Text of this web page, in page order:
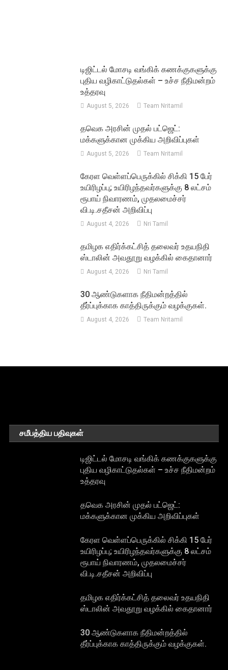
டிஜிட்டல் மோசடி வங்கிக் கணக்குகளுக்கு
புதிய வழிகாட்டுதல்கள் – உச்ச நீதிமன்றம்
உத்தரவு
August 5, 2026 Team Nritamil
தவெக அரசின் முதல் பட்ஜெட்:
மக்களுக்கான முக்கிய அறிவிப்புகள்
August 5, 2026 Team Nritamil
கேரள வெள்ளப்பெருக்கில் சிக்கி 15 பேர்
உயிரிழப்பு; உயிரிழந்தவர்களுக்கு 8 லட்சம்
ரூபாய் நிவாரணம், முதலமைச்சர்
வி.டி.சதீசன் அறிவிப்பு
August 4, 2026 Nri Tamil
தமிழக எதிர்க்கட்சித் தலைவர் உதயநிதி
ஸ்டாலின் அவதூறு வழக்கில் கைதானார்
August 4, 2026 Nri Tamil
30 ஆண்டுகளாக நீதிமன்றத்தில்
தீர்ப்புக்காக காத்திருக்கும் வழக்குகள்.
August 4, 2026 Team Nritamil
சமீபத்திய பதிவுகள்
டிஜிட்டல் மோசடி வங்கிக் கணக்குகளுக்கு
புதிய வழிகாட்டுதல்கள் – உச்ச நீதிமன்றம்
உத்தரவு
தவெக அரசின் முதல் பட்ஜெட்:
மக்களுக்கான முக்கிய அறிவிப்புகள்
கேரள வெள்ளப்பெருக்கில் சிக்கி 15 பேர்
உயிரிழப்பு; உயிரிழந்தவர்களுக்கு 8 லட்சம்
ரூபாய் நிவாரணம், முதலமைச்சர்
வி.டி.சதீசன் அறிவிப்பு
தமிழக எதிர்க்கட்சித் தலைவர் உதயநிதி
ஸ்டாலின் அவதூறு வழக்கில் கைதானார்
30 ஆண்டுகளாக நீதிமன்றத்தில்
தீர்ப்புக்காக காத்திருக்கும் வழக்குகள்.